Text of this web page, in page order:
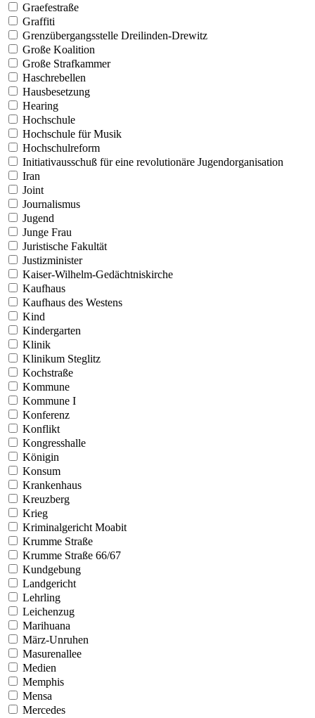
Graefestraße
Graffiti
Grenzübergangsstelle Dreilinden-Drewitz
Große Koalition
Große Strafkammer
Haschrebellen
Hausbesetzung
Hearing
Hochschule
Hochschule für Musik
Hochschulreform
Initiativausschuß für eine revolutionäre Jugendorganisation
Iran
Joint
Journalismus
Jugend
Junge Frau
Juristische Fakultät
Justizminister
Kaiser-Wilhelm-Gedächtniskirche
Kaufhaus
Kaufhaus des Westens
Kind
Kindergarten
Klinik
Klinikum Steglitz
Kochstraße
Kommune
Kommune I
Konferenz
Konflikt
Kongresshalle
Königin
Konsum
Krankenhaus
Kreuzberg
Krieg
Kriminalgericht Moabit
Krumme Straße
Krumme Straße 66/67
Kundgebung
Landgericht
Lehrling
Leichenzug
Marihuana
März-Unruhen
Masurenallee
Medien
Memphis
Mensa
Mercedes